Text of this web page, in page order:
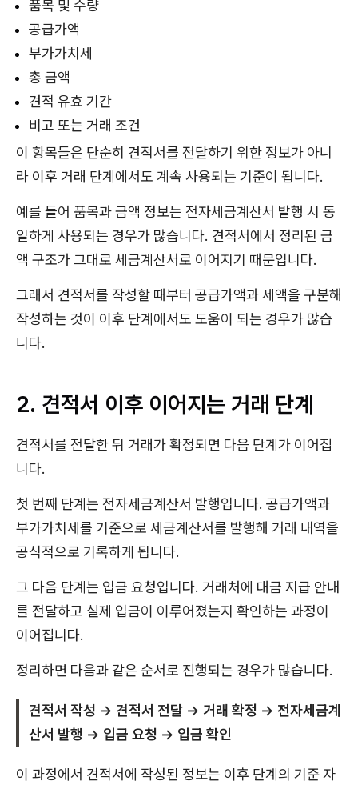
품목 및 수량
공급가액
부가가치세
총 금액
견적 유효 기간
비고 또는 거래 조건
이 항목들은 단순히 견적서를 전달하기 위한 정보가 아니
라 이후 거래 단계에서도 계속 사용되는 기준이 됩니다.
예를 들어 품목과 금액 정보는 전자세금계산서 발행 시 동
일하게 사용되는 경우가 많습니다. 견적서에서 정리된 금
액 구조가 그대로 세금계산서로 이어지기 때문입니다.
그래서 견적서를 작성할 때부터 공급가액과 세액을 구분해
작성하는 것이 이후 단계에서도 도움이 되는 경우가 많습
니다.
2. 견적서 이후 이어지는 거래 단계
견적서를 전달한 뒤 거래가 확정되면 다음 단계가 이어집
니다.
첫 번째 단계는 전자세금계산서 발행입니다. 공급가액과
부가가치세를 기준으로 세금계산서를 발행해 거래 내역을
공식적으로 기록하게 됩니다.
그 다음 단계는 입금 요청입니다. 거래처에 대금 지급 안내
를 전달하고 실제 입금이 이루어졌는지 확인하는 과정이
이어집니다.
정리하면 다음과 같은 순서로 진행되는 경우가 많습니다.
견적서 작성 → 견적서 전달 → 거래 확정 → 전자세금계
산서 발행 → 입금 요청 → 입금 확인
이 과정에서 견적서에 작성된 정보는 이후 단계의 기준 자